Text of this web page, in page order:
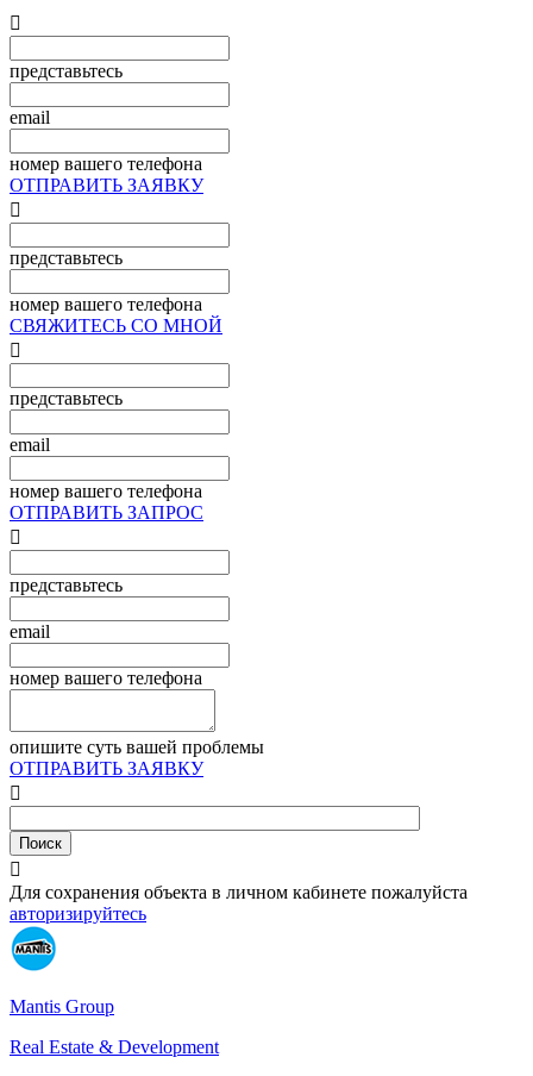

представьтесь
email
номер вашего телефона
ОТПРАВИТЬ ЗАЯВКУ

представьтесь
номер вашего телефона
СВЯЖИТЕСЬ СО МНОЙ

представьтесь
email
номер вашего телефона
ОТПРАВИТЬ ЗАПРОС

представьтесь
email
номер вашего телефона
опишите суть вашей проблемы
ОТПРАВИТЬ ЗАЯВКУ


Для сохранения объекта в личном кабинете пожалуйста
авторизируйтесь
Mantis Group
Real Estate & Development